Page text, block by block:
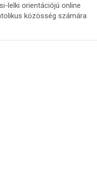
lelki orientációjú online
közösség számára